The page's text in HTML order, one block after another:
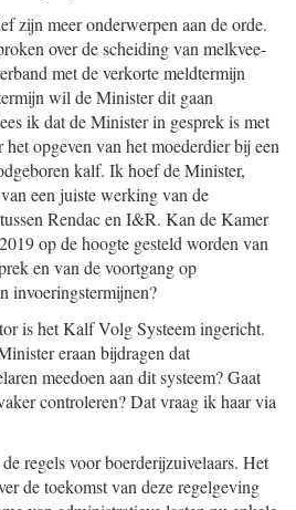
zijn meer onderwerpen aan de orde.
over de scheiding van melkvee-
met de verkorte meldtermijn
wil de Minister dit gaan
ik dat de Minister in gesprek is met
het opgeven van het moederdier bij een
kalf. Ik hoef de Minister,
een juiste werking van de
Rendac en I&R. Kan de Kamer
op de hoogte gesteld worden van
en van de voortgang op
invoeringstermijnen?
is het Kalf Volg Systeem ingericht.
eraan bijdragen dat
meedoen aan dit systeem? Gaat
controleren? Dat vraag ik haar via
regels voor boerderijzuivelaars. Het
de toekomst van deze regelgeving